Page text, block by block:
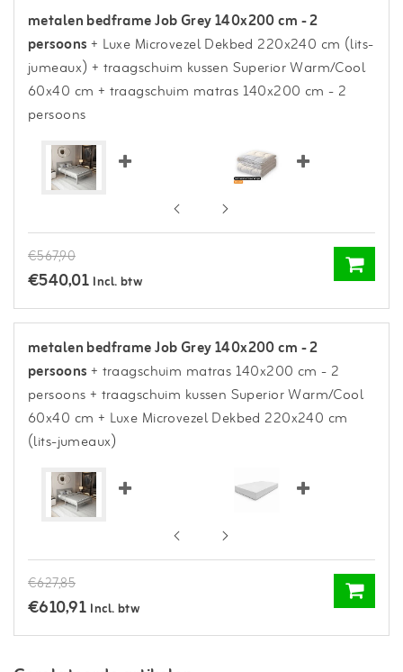
metalen bedframe Job Grey 140x200 cm - 2
persoons+ Luxe Microvezel Dekbed 220x240 cm (lits-
jumeaux) + traagschuim kussen Superior Warm/Cool
60x40 cm + traagschuim matras 140x200 cm - 2
persoons
€567,90
€540,01 Incl. btw
metalen bedframe Job Grey 140x200 cm - 2
persoons+ traagschuim matras 140x200 cm - 2
persoons+ traagschuim kussen Superior Warm/Cool
60x40 cm + Luxe Microvezel Dekbed 220x240 cm
(lits-jumeaux)
€627,85
€610,91 Incl. btw